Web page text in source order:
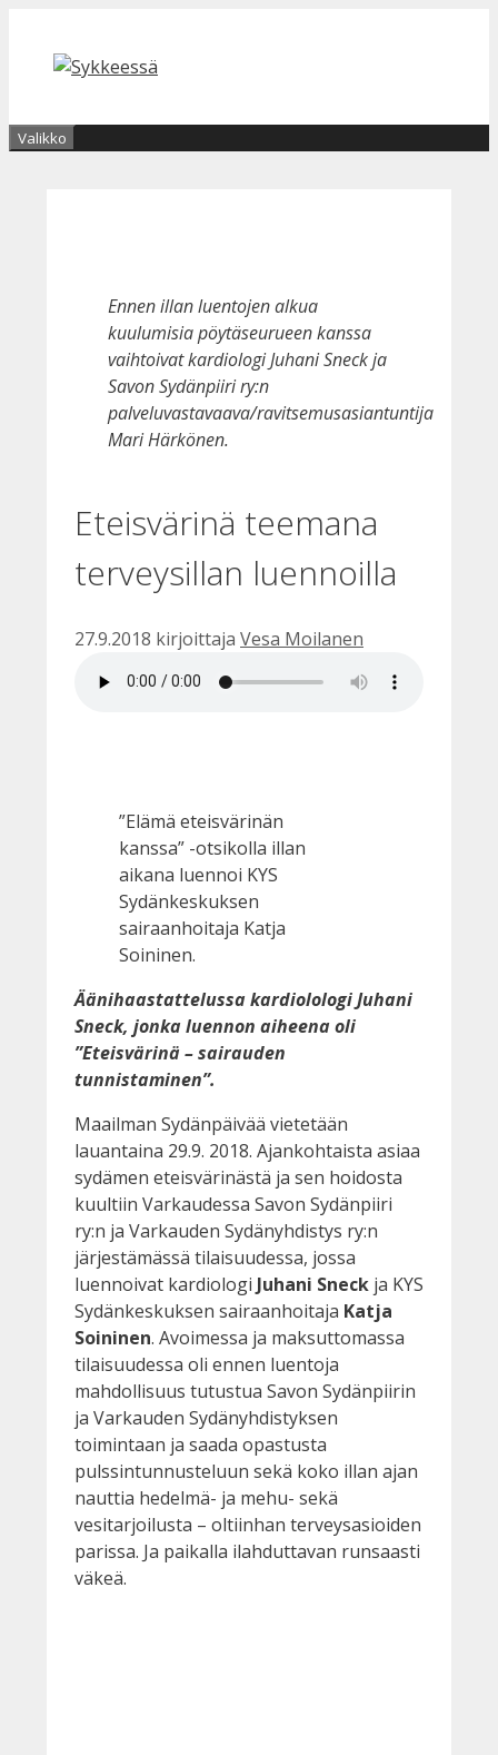
sisältöön
Valikko
Ennen illan luentojen alkua
kuulumisia pöytäseurueen kanssa
vaihtoivat kardiologi Juhani Sneck ja
Savon Sydänpiiri ry:n
palveluvastavaava/ravitsemusasiantuntija
Mari Härkönen.
Eteisvärinä teemana
terveysillan luennoilla
27.9.2018 kirjoittaja Vesa Moilanen
”Elämä eteisvärinän
kanssa” -otsikolla illan
aikana luennoi KYS
Sydänkeskuksen
sairaanhoitaja Katja
Soininen.
Äänihaastattelussa kardiolologi Juhani
Sneck, jonka luennon aiheena oli
”Eteisvärinä – sairauden
tunnistaminen”.
Maailman Sydänpäivää vietetään
lauantaina 29.9. 2018. Ajankohtaista asiaa
sydämen eteisvärinästä ja sen hoidosta
kuultiin Varkaudessa Savon Sydänpiiri
ry:n ja Varkauden Sydänyhdistys ry:n
järjestämässä tilaisuudessa, jossa
luennoivat kardiologi Juhani Sneck ja KYS
Sydänkeskuksen sairaanhoitaja Katja
Soininen. Avoimessa ja maksuttomassa
tilaisuudessa oli ennen luentoja
mahdollisuus tutustua Savon Sydänpiirin
ja Varkauden Sydänyhdistyksen
toimintaan ja saada opastusta
pulssintunnusteluun sekä koko illan ajan
nauttia hedelmä- ja mehu- sekä
vesitarjoilusta – oltiinhan terveysasioiden
parissa. Ja paikalla ilahduttavan runsaasti
väkeä.